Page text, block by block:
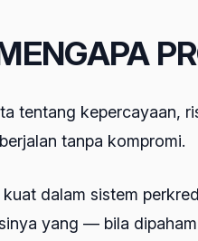
tentang kepercayaan,
tanpa kompromi.
dalam sistem
yang — bila